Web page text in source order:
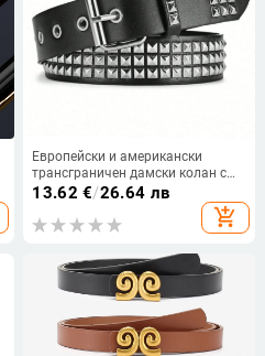
Европейски и американски
трансграничен дамски колан с
квадратни мъниста, нитове и
пирамида, инкрустиран в пънк
стил, декоративен колан с капси
13.62 €/26.64 лв
add_shopping_cart